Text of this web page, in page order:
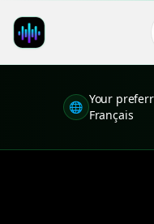
🌐
Your
Français